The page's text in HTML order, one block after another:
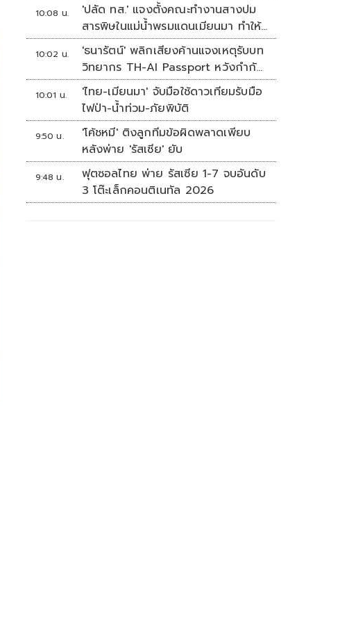
10:08 น.
'ปลัด ทส.' แจงตั้งคณะทำงานสางปม
สารพิษในแม่น้ำพรมแดนเมียนมา ทำให้
แก้ปัญหารวดเร็ว
10:02 น.
'ธนารัตน์' พลิกเสียงค้านแจงเหตุรับบท
วิทยากร TH-AI Passport หวังกำกับ
ใช้งบเหมาะสม ชูจุดเด่นคนไทยได้ใช้ AI
ระดับโปร ลดเหลื่อมล้ำทางเทคโนโลยี
เซฟงบไปกว่า900ล้าน เชื่อหากใช้เต็มที่
เอกชนขาดทุนย่อยยับ
10:01 น.
'ไทย-เมียนมา' จับมือใช้ดาวเทียมรับมือ
ไฟป่า-น้ำท่วม-ภัยพิบัติ
9:50 น.
'โค้ชหมี' ติงลูกทีมข้อผิดพลาดเพียบ
หลังพ่าย 'รัสเซีย' ยับ
9:48 น.
ฟุตซอลไทย พ่าย รัสเซีย 1-7 จบอันดับ
3 โต๊ะเล็กคอนติเนทัล 2026